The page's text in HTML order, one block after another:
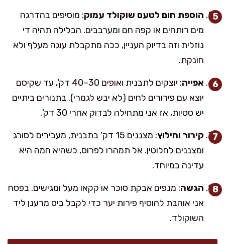
הוספת חום לטעם שוקולד עמוק: מוסיפים בהדרגה
מים רותחים או קפה חם ומערבבים. הבלילה תהיה די
נוזלית וזה בדיוק העניין, ככה מתקבלת עוגה מעלף ולא
חונקת.
אפייה
: יוצקים לתבנית ואופים 30–40 דק', עד שקיסם
יוצא עם פירורים לחים (לא יבש לגמרי). בתנורים ביתיים
יש סטיות, אז אני מתחילה לבדוק אחרי 30 דק'.
קירור וחילוץ
: מצננים 15 דק' בתבנית, מעבירים לסורג
ומצננים לחלוטין. אל תמהרו לפרוס, כשהיא חמה היא
עדינה במיוחד.
הגשה: מנפים אבקת סוכר או קקאו מעל ומגישים. בפסח
אני אוהבת להוסיף פירות יער כדי לקבל ביס מרענן ליד
השוקולד.